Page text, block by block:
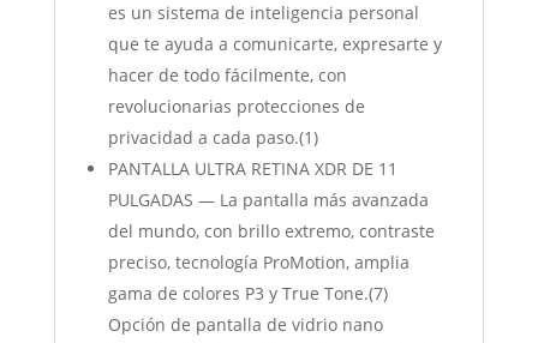
es un sistema de inteligencia personal
que te ayuda a comunicarte, expresarte y
hacer de todo fácilmente, con
revolucionarias protecciones de
privacidad a cada paso.(1)
PANTALLA ULTRA RETINA XDR DE 11
PULGADAS — La pantalla más avanzada
del mundo, con brillo extremo, contraste
preciso, tecnología ProMotion, amplia
gama de colores P3 y True Tone.(7)
Opción de pantalla de vidrio nano